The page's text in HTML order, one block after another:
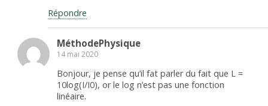
Répondre
MéthodePhysique
14 mai 2020
Bonjour, je pense qu’il fat parler du fait que L =
10log(I/I0), or le log n’est pas une fonction
linéaire.